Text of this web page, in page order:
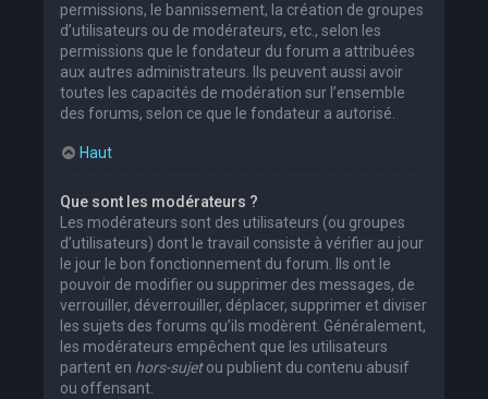
permissions, le bannissement, la création de groupes
d’utilisateurs ou de modérateurs, etc., selon les
permissions que le fondateur du forum a attribuées
aux autres administrateurs. Ils peuvent aussi avoir
toutes les capacités de modération sur l’ensemble
des forums, selon ce que le fondateur a autorisé.
Haut
Que sont les modérateurs ?
Les modérateurs sont des utilisateurs (ou groupes
d’utilisateurs) dont le travail consiste à vérifier au jour
le jour le bon fonctionnement du forum. Ils ont le
pouvoir de modifier ou supprimer des messages, de
verrouiller, déverrouiller, déplacer, supprimer et diviser
les sujets des forums qu’ils modèrent. Généralement,
les modérateurs empêchent que les utilisateurs
partent en hors-sujetou publient du contenu abusif
ou offensant.